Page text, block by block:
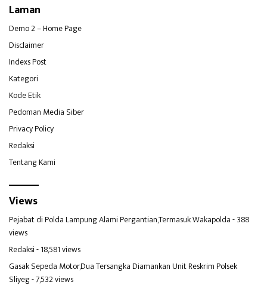
Laman
Demo 2 – Home Page
Disclaimer
Indexs Post
Kategori
Kode Etik
Pedoman Media Siber
Privacy Policy
Redaksi
Tentang Kami
Views
Pejabat di Polda Lampung Alami Pergantian,Termasuk Wakapolda- 388
views
Redaksi- 18,581 views
Gasak Sepeda Motor,Dua Tersangka Diamankan Unit Reskrim Polsek
Sliyeg- 7,532 views